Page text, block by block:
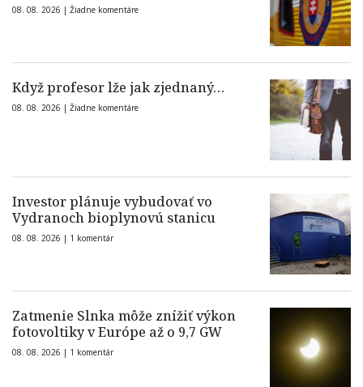
08. 08. 2026 | Žiadne komentáre
Když profesor lže jak zjednaný…
08. 08. 2026 | Žiadne komentáre
Investor plánuje vybudovať vo
Vydranoch bioplynovú stanicu
08. 08. 2026 | 1 komentár
Zatmenie Slnka môže znížiť výkon
fotovoltiky v Európe až o 9,7 GW
08. 08. 2026 | 1 komentár